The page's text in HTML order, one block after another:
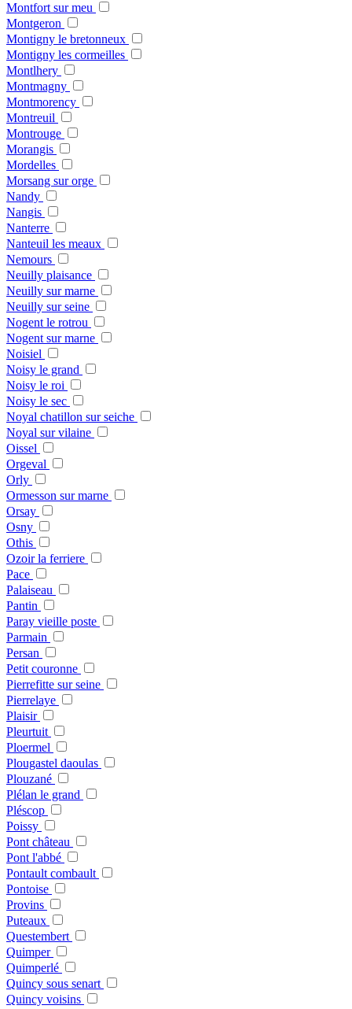
Montfort sur meu
Montgeron
Montigny le bretonneux
Montigny les cormeilles
Montlhery
Montmagny
Montmorency
Montreuil
Montrouge
Morangis
Mordelles
Morsang sur orge
Nandy
Nangis
Nanterre
Nanteuil les meaux
Nemours
Neuilly plaisance
Neuilly sur marne
Neuilly sur seine
Nogent le rotrou
Nogent sur marne
Noisiel
Noisy le grand
Noisy le roi
Noisy le sec
Noyal chatillon sur seiche
Noyal sur vilaine
Oissel
Orgeval
Orly
Ormesson sur marne
Orsay
Osny
Othis
Ozoir la ferriere
Pace
Palaiseau
Pantin
Paray vieille poste
Parmain
Persan
Petit couronne
Pierrefitte sur seine
Pierrelaye
Plaisir
Pleurtuit
Ploermel
Plougastel daoulas
Plouzané
Plélan le grand
Pléscop
Poissy
Pont château
Pont l'abbé
Pontault combault
Pontoise
Provins
Puteaux
Questembert
Quimper
Quimperlé
Quincy sous senart
Quincy voisins